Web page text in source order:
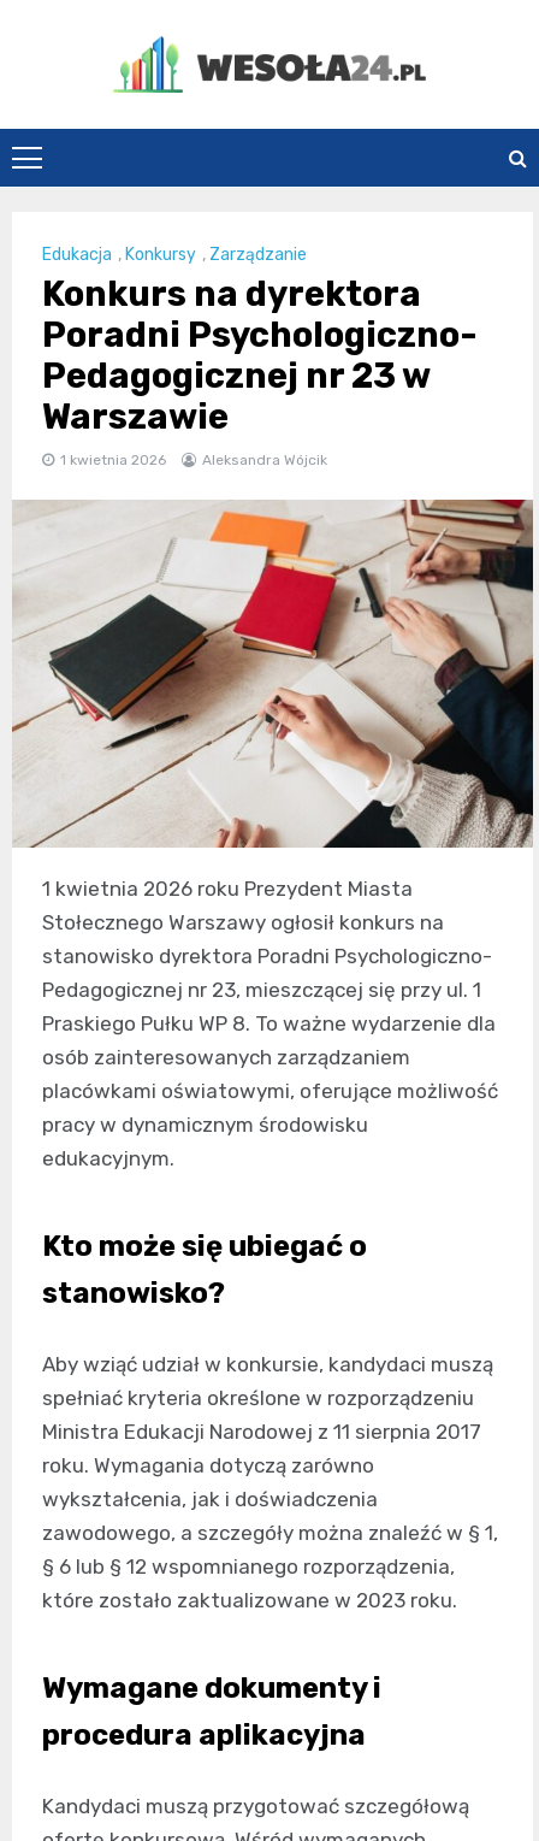
Wesoła24.pl
Edukacja , Konkursy , Zarządzanie
Konkurs na dyrektora
Poradni Psychologiczno-
Pedagogicznej nr 23 w
Warszawie
1 kwietnia 2026 Aleksandra Wójcik
1 kwietnia 2026 roku Prezydent Miasta
Stołecznego Warszawy ogłosił konkurs na
stanowisko dyrektora Poradni Psychologiczno-
Pedagogicznej nr 23, mieszczącej się przy ul. 1
Praskiego Pułku WP 8. To ważne wydarzenie dla
osób zainteresowanych zarządzaniem
placówkami oświatowymi, oferujące możliwość
pracy w dynamicznym środowisku
edukacyjnym.
Kto może się ubiegać o
stanowisko?
Aby wziąć udział w konkursie, kandydaci muszą
spełniać kryteria określone w rozporządzeniu
Ministra Edukacji Narodowej z 11 sierpnia 2017
roku. Wymagania dotyczą zarówno
wykształcenia, jak i doświadczenia
zawodowego, a szczegóły można znaleźć w § 1,
§ 6 lub § 12 wspomnianego rozporządzenia,
które zostało zaktualizowane w 2023 roku.
Wymagane dokumenty i
procedura aplikacyjna
Kandydaci muszą przygotować szczegółową